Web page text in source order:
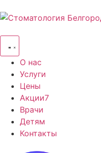
О нас
Услуги
Цены
Акции7
Врачи
Детям
Контакты